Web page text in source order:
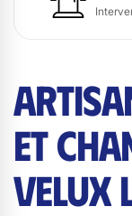
ET
VELUX